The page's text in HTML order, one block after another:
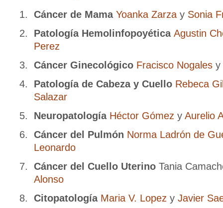
Cáncer de Mama Yoanka Zarza y Sonia
Patología Hemolinfopoyética Agustin
Perez
Cáncer Ginecológico Fracisco Nogales y
Patología de Cabeza y Cuello Rebeca
Salazar
Neuropatología Héctor Gómez y Aurelio
Cáncer del Pulmón Norma Ladrón de
Leonardo
Cáncer del Cuello Uterino Tania
Alonso
Citopatología Maria V. Lopez y Javier